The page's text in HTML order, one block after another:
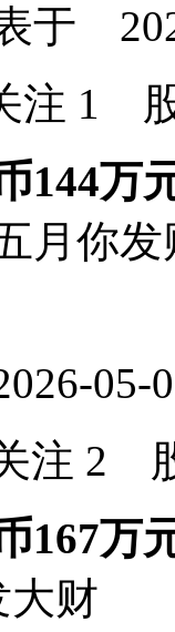
注 1
144万
月你发
05-
注 2
167万
财